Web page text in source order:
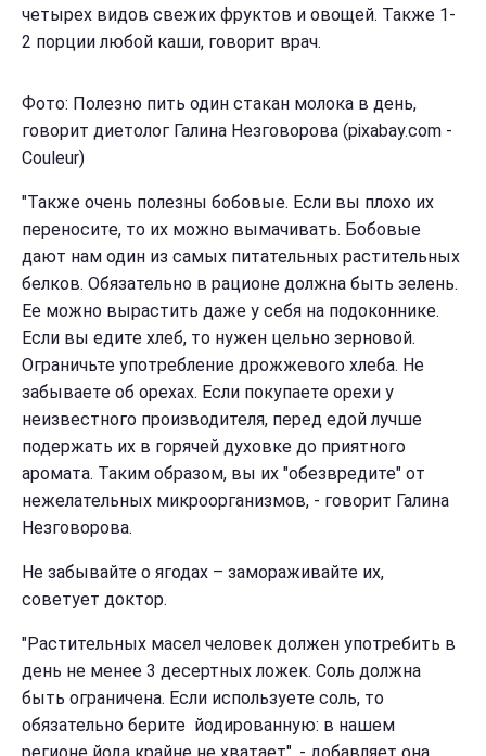
четырех видов свежих фруктов и овощей. Также 1-
2 порции любой каши, говорит врач.
Фото: Полезно пить один стакан молока в день,
говорит диетолог Галина Незговорова (pixabay.com -
Couleur)
"Также очень полезны бобовые. Если вы плохо их
переносите, то их можно вымачивать. Бобовые
дают нам один из самых питательных растительных
белков. Обязательно в рационе должна быть зелень.
Ее можно вырастить даже у себя на подоконнике.
Если вы едите хлеб, то нужен цельно зерновой.
Ограничьте употребление дрожжевого хлеба. Не
забываете об орехах. Если покупаете орехи у
неизвестного производителя, перед едой лучше
подержать их в горячей духовке до приятного
аромата. Таким образом, вы их "обезвредите" от
нежелательных микроорганизмов, - говорит Галина
Незговорова.
Не забывайте о ягодах – замораживайте их,
советует доктор.
"Растительных масел человек должен употребить в
день не менее 3 десертных ложек. Соль должна
быть ограничена. Если используете соль, то
обязательно берите йодированную: в нашем